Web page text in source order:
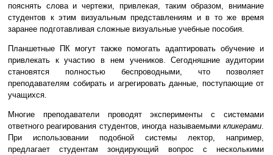
пояснять слова и чертежи, привлекая, таким образом, внимание
студентов к этим визуальным представлениям и в то же время
заранее подготавливая сложные визуальные учебные пособия.
Планшетные ПК могут также помогать адаптировать обучение и
привлекать к участию в нем учеников. Сегодняшние аудитории
становятся полностью беспроводными, что позволяет
преподавателям собирать и агрегировать данные, поступающие от
учащихся.
Многие преподаватели проводят эксперименты с системами
ответного реагирования студентов, иногда называемыми кликерами
При использовании подобной системы лектор, например,
предлагает студентам зондирующий вопрос с несколькими